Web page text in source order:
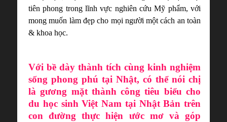
tiên phong trong lĩnh vực nghiên cứu Mỹ phẩm, với
mong muốn làm đẹp cho mọi người một cách an toàn
& khoa học.
Với bề dày thành tích cùng kinh nghiệm
sống phong phú tại Nhật, có thể nói chị
là gương mặt thành công tiêu biểu cho
du học sinh Việt Nam tại Nhật Bản trên
con đường thực hiện ước mơ và góp